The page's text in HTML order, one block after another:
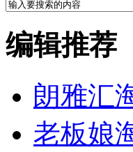
编辑推荐
朗雅汇
老板娘